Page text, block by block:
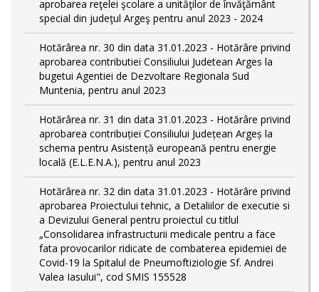
aprobarea reţelei şcolare a unităţilor de învăţământ
special din judeţul Argeş pentru anul 2023 - 2024
Hotărârea nr. 30 din data 31.01.2023 - Hotărâre privind
aprobarea contributiei Consiliului Judetean Arges la
bugetui Agentiei de Dezvoltare Regionala Sud
Muntenia, pentru anul 2023
Hotărârea nr. 31 din data 31.01.2023 - Hotărâre privind
aprobarea contribuției Consiliului Județean Argeș la
schema pentru Asistență europeană pentru energie
locală (E.L.E.N.A.), pentru anul 2023
Hotărârea nr. 32 din data 31.01.2023 - Hotărâre privind
aprobarea Proiectului tehnic, a Detaliilor de executie si
a Devizului General pentru proiectul cu titlul
„Consolidarea infrastructurii medicale pentru a face
fata provocarilor ridicate de combaterea epidemiei de
Covid-19 la Spitalul de Pneumoftiziologie Sf. Andrei
Valea Iasului", cod SMIS 155528